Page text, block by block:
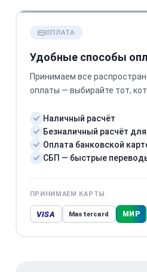
ОПЛАТА
Удобные способы
Принимаем все
оплаты — выбирайте тот,
Наличный расчёт
Безналичный расчёт
Оплата банковской
СБП — быстрые
ПРИНИМАЕМ КАРТЫ
VISA Mastercard МИР